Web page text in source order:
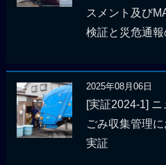
スメント及び
検証と災危通
2025年08月06日
[実証2024-1] ニ
ごみ収集管理
実証